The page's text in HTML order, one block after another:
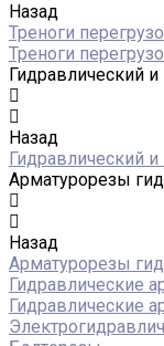
Назад
Треноги
Треноги
Гидравлический
Назад
Гидравлический
Арматурорезы
Назад
Арматурорезы
Гидравлические
Гидравлические